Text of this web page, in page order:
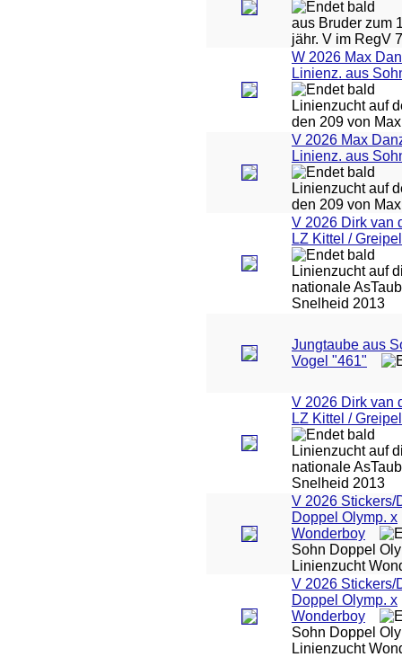
aus Bruder zum
jähr. V im RegV
W 2026 Max
Linienz. aus
Linienzucht auf
den 209 von
V 2026 Max
Linienz. aus
Linienzucht auf
den 209 von
V 2026 Dirk van
LZ Kittel / Greipel
Linienzucht auf
nationale
Snelheid 2013
Jungtaube aus
Vogel "461"
V 2026 Dirk van
LZ Kittel / Greipel
Linienzucht auf
nationale
Snelheid 2013
V 2026 Stickers/
Doppel Olymp. x
Wonderboy
Sohn Doppel
Linienzucht
V 2026 Stickers/
Doppel Olymp. x
Wonderboy
Sohn Doppel
Linienzucht